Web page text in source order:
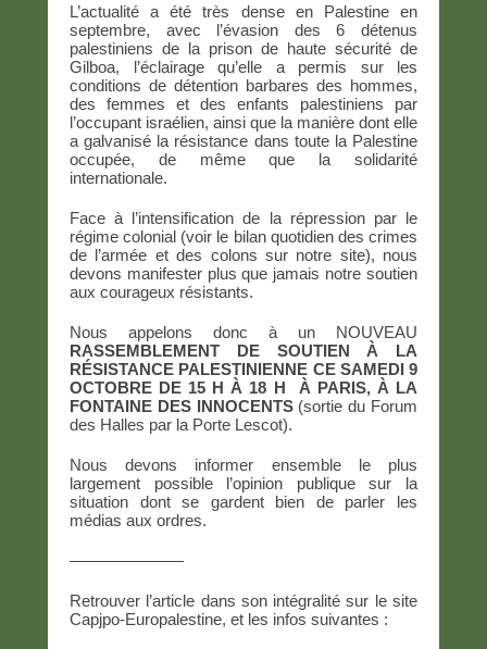
L’actualité a été très dense en Palestine en
septembre, avec l’évasion des 6 détenus
palestiniens de la prison de haute sécurité de
Gilboa, l’éclairage qu’elle a permis sur les
conditions de détention barbares des hommes,
des femmes et des enfants palestiniens par
l’occupant israélien, ainsi que la manière dont elle
a galvanisé la résistance dans toute la Palestine
occupée, de même que la solidarité
internationale.
Face à l’intensification de la répression par le
régime colonial (voir le bilan quotidien des crimes
de l’armée et des colons sur notre site), nous
devons manifester plus que jamais notre soutien
aux courageux résistants.
Nous appelons donc à un NOUVEAU
RASSEMBLEMENT DE SOUTIEN À LA
RÉSISTANCE PALESTINIENNE CE SAMEDI 9
OCTOBRE DE 15 H À 18 H À PARIS, À LA
FONTAINE DES INNOCENTS(sortie du Forum
des Halles par la Porte Lescot).
Nous devons informer ensemble le plus
largement possible l’opinion publique sur la
situation dont se gardent bien de parler les
médias aux ordres.
———————
Retrouver l’article dans son intégralité sur le site
Capjpo-Europalestine, et les infos suivantes :